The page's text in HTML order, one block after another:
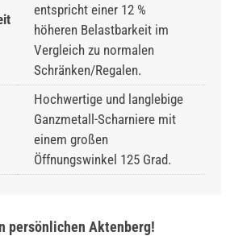
entspricht einer 12 %
höheren Belastbarkeit im
Vergleich zu normalen
Schränken/Regalen.
Hochwertige und langlebige
Ganzmetall-Scharniere mit
einem großen
Öffnungswinkel 125 Grad.
persönlichen Aktenberg!